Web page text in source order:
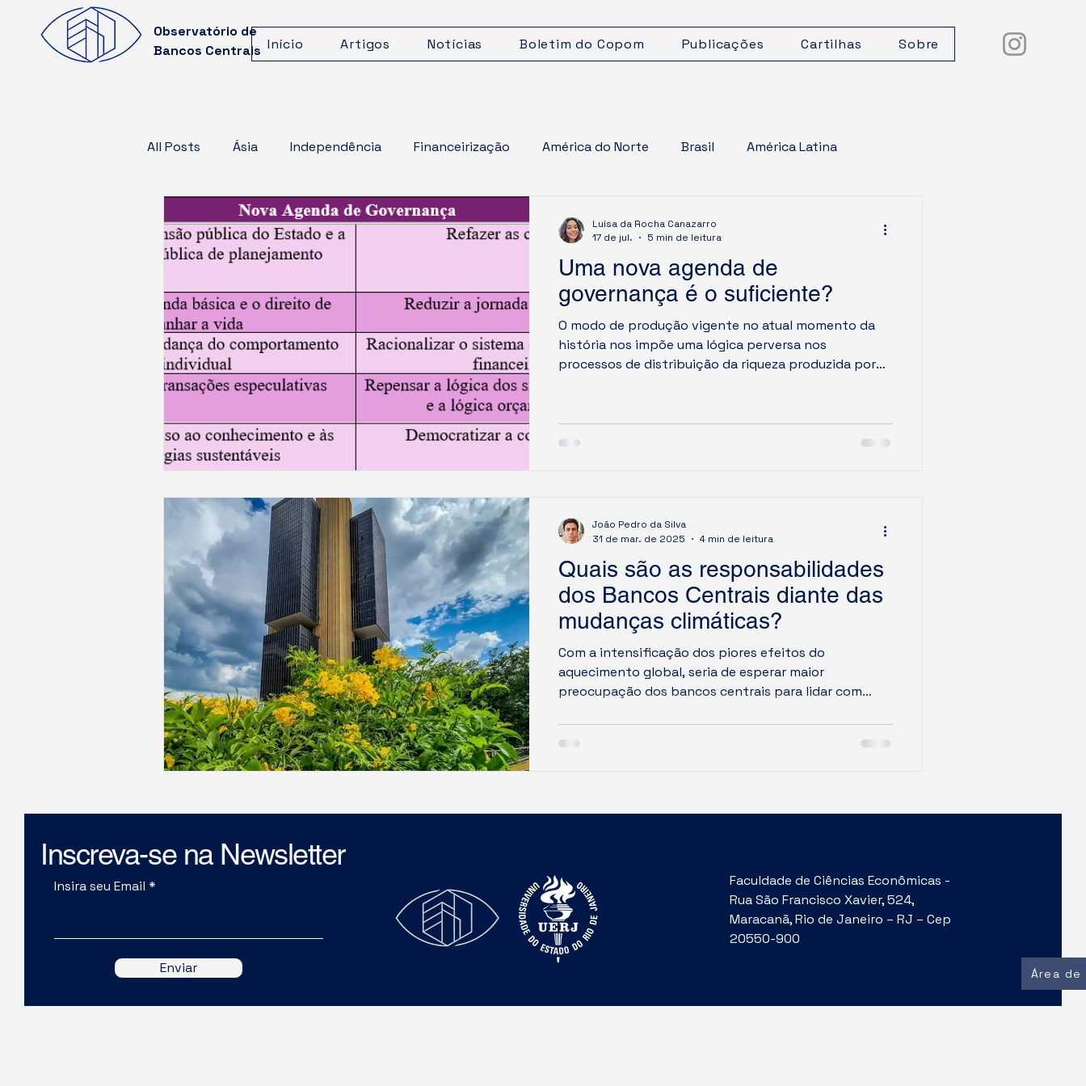
Observatório de
Bancos Centrais Início Artigos Notícias Boletim do Copom Publicações Cartilhas Sobre
All Posts Ásia Independência Financeirização América do Norte Brasil América Latina
Entrevistas Regulação Inflação
Criminalidade Economia do crime
Teoria Econômica Desigualdades Mudanças Climáticas Palestina
Uma nova agenda de
governança é o suficiente?
O modo de produção vigente no atual momento da
história nos impõe uma lógica perversa nos
processos de distribuição da riqueza produzida por
capital que não gera nenhuma riqueza real, ele gera
apenas mais dinheiro sem passar pela esfera
Luísa da Rocha Canazarro
17 de jul.
5 min de leitura
Quais são as responsabilidades
dos Bancos Centrais diante das
mudanças climáticas?
Com a intensificação dos piores efeitos do
aquecimento global, seria de esperar maior
preocupação dos bancos centrais para lidar com
João Pedro da Silva
31 de mar. de 2025
4 min de leitura
Inscreva-se na Newsletter
Insira seu Email
Enviar
Faculdade de Ciências Econômicas -
Rua São Francisco Xavier, 524,
Maracanã, Rio de Janeiro – RJ – Cep
20550-900
Área de